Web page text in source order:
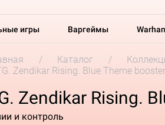
игры Варгеймы
Каталог
Zendikar Rising. Blue Theme booster
Zendikar Rising.
и контроль